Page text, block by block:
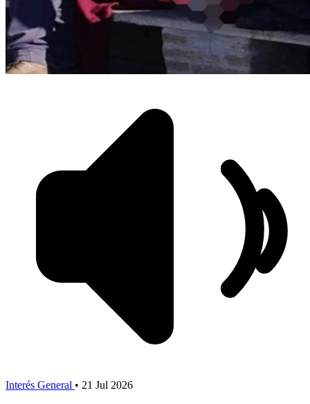
Interés General • 21 Jul 2026